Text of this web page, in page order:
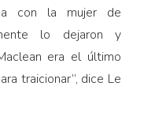
con la mujer de
lo dejaron y
era el último
traicionar”, dice Le